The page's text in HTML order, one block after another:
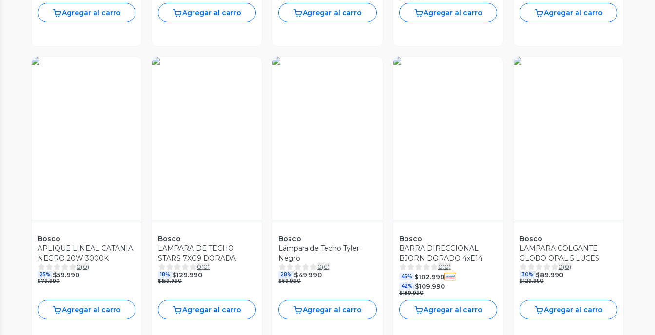
Agregar al carro Agregar al carro Agregar al carro Agregar al carro Agregar al carro
Bosco
APLIQUE LINEAL CATANIA
NEGRO 20W 3000K
0(0)
25% $59.990
$79.990
Agregar al carro
Bosco
LAMPARA DE TECHO
STARS 7XG9 DORADA
0(0)
18% $129.990
$159.990
Agregar al carro
Bosco
Lámpara de Techo Tyler
Negro
0(0)
28% $49.990
$69.990
Agregar al carro
Bosco
BARRA DIRECCIONAL
BJORN DORADO 4xE14
0(0)
45% $102.990
42% $109.990
$189.990
Agregar al carro
Bosco
LAMPARA COLGANTE
GLOBO OPAL 5 LUCES
0(0)
30% $89.990
$129.990
Agregar al carro